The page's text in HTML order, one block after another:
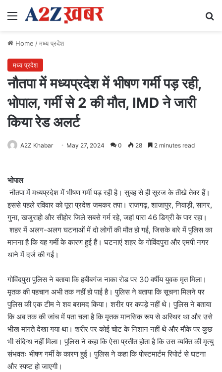
Menu
Home /मध्य प्रदेश
मध्य प्रदेश
नौतपा में मध्यप्रदेश में भीषण गर्मी पड़ रही,
भोपाल, गर्मी से 2 की मौत, IMD ने जारी
किया रेड अलर्ट
A2Z Khabar May 27, 2024 0 28 2 minutes read
भोपाल
नौतपा में मध्यप्रदेश में भीषण गर्मी पड़ रही है। सुबह से ही सूरज के तीखे तेवर हैं।
इससे पहले रविवार को पूरा प्रदेश जमकर तपा। राजगढ़, शाजापुर, निवाड़ी, सागर,
गुना, खजुराहो और सीहोर जिले सबसे गर्म रहे, जहां पारा 46 डिग्री के पार रहा।
शहर में अलग-अलग घटनाओं में दो लोगों की मौत हो गई, जिसके बारे में पुलिस का
मानना है कि यह गर्मी के कारण हुई हैं। घटनाएं शहर के गोविंदपुरा और एमपी नगर
थाने में दर्ज की गईं।
गोविंदपुरा पुलिस ने बताया कि हबीबगंज नाका रोड पर 30 वर्षीय युवक मृत मिला।
मृतक की पहचान अभी तक नहीं हो पाई है। पुलिस ने बताया कि सूचना मिलने पर
पुलिस की एक टीम ने शव बरामद किया। शरीर पर कपड़े नहीं थे। पुलिस ने बताया
कि अब तक की जांच में पता चला है कि मृतक मानसिक रूप से अस्थिर था और उसे
भीख मांगते देखा गया था। शरीर पर कोई चोट के निशान नहीं थे और मौके पर कुछ
भी संदिग्ध नहीं मिला। पुलिस ने कहा कि ऐसा प्रतीत होता है कि उस व्यक्ति की मृत्यु
संभवतः भीषण गर्मी के कारण हुई। पुलिस ने कहा कि पोस्टमार्टम रिपोर्ट से घटना
और स्पष्ट हो जाएगी।